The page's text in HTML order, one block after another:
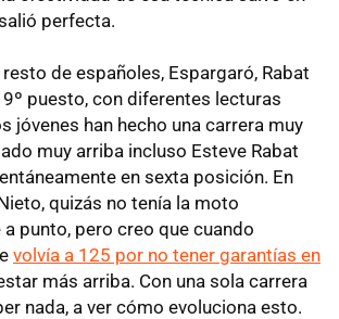
perfecta.
de españoles, Espargaró, Rabat
puesto, con diferentes lecturas
jóvenes han hecho una carrera muy
muy arriba incluso Esteve Rabat
en sexta posición. En
quizás no tenía la moto
punto, pero creo que cuando
volvía a 125 por no tener garantías en
más arriba. Con una sola carrera
nada, a ver cómo evoluciona esto.